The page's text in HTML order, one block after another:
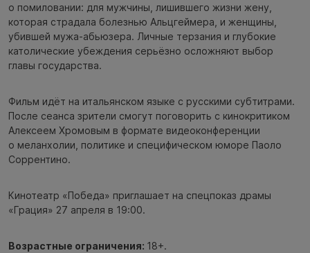
о помиловании: для мужчины, лишившего жизни жену,
которая страдала болезнью Альцгеймера, и женщины,
убившей мужа‑абьюзера. Личные терзания и глубокие
католические убеждения серьёзно осложняют выбор
главы государства.
Фильм идёт на итальянском языке с русскими субтитрами.
После сеанса зрители смогут поговорить с кинокритиком
Алексеем Хромовым в формате видеоконференции
о меланхолии, политике и специфическом юморе Паоло
Соррентино.
Кинотеатр «Победа» приглашает на спецпоказ драмы
«Грация» 27 апреля в 19:00.
Возрастные ограничения: 18+.